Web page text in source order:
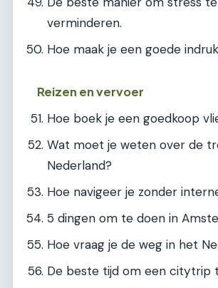
verminderen.
Hoe maak je een goede
Reizen en vervoer
Hoe boek je een goedkoop
Wat moet je weten over de
Nederland?
Hoe navigeer je zonder
5 dingen om te doen in
Hoe vraag je de weg in het
De beste tijd om een citytrip